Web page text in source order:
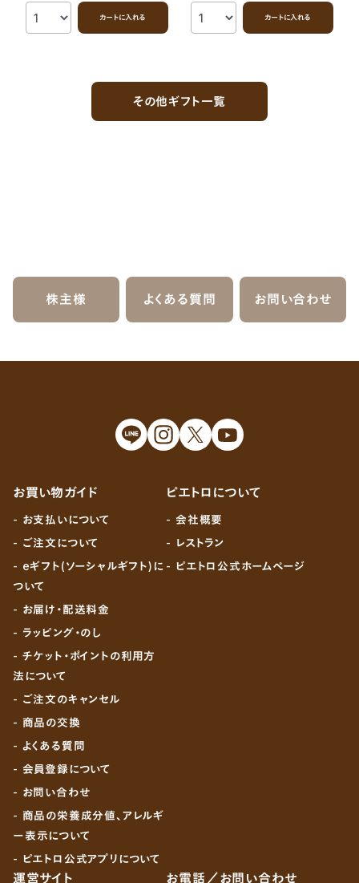
カートに入れる カートに入れる
その他ギフト一覧
株主様 よくある質問 お問い合わせ
お買い物ガイド
- お支払いについて
- ご注文について
- eギフト(ソーシャルギフト)に
ついて
- お届け・配送料金
- ラッピング・のし
- チケット・ポイントの利用方
法について
- ご注文のキャンセル
- 商品の交換
- よくある質問
- 会員登録について
- お問い合わせ
- 商品の栄養成分値、アレルギ
ー表示について
- ピエトロ公式アプリについて
ピエトロについて
- 会社概要
- レストラン
- ピエトロ公式ホームページ
運営サイト お電話／お問い合わせ